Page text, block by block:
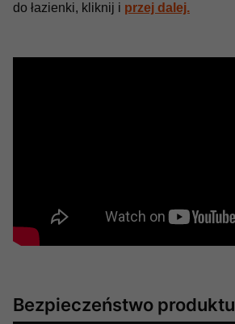
do łazienki, kliknij i przej dalej.
Bezpieczeństwo produktu